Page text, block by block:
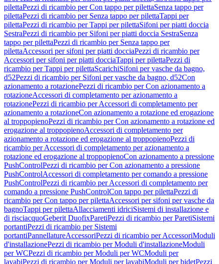
pilettaPezzi di ricambio per Con tappo per pilettaSenza tappo per
pilettaPezzi di ricambio per Senza tappo per pilettaTappi per
pilettaPezzi di ricambio per Tappi per pilettaSifoni per piatti doccia
SestraPezzi di ricambio per Sifoni per piatti doccia SestraSenza
tappo per pilettaPezzi di ricambio per Senza tappo per
pilettaAccessori per sifoni per piatti docciaPezzi di ricambio per
Accessori per sifoni per piatti docciaTappi per pilettaPezzi di
ricambio per Tappi per pilettaScarichiSifoni per vasche da bagno,
d52Pezzi di ricambio per Sifoni per vasche da bagno, d52Con
azionamento a rotazionePezzi di ricambio per Con azionamento a
rotazioneAccessori di completamento per azionamento a
rotazionePezzi di ricambio per Accessori di completamento per
azionamento a rotazioneCon azionamento a rotazione ed erogazione
al troppopienoPezzi di ricambio per Con azionamento a rotazione ed
erogazione al troppopienoAccessori di completamento per
azionamento a rotazione ed erogazione al troppopienoPezzi di
ricambio per Accessori di completamento per azionamento a
rotazione ed erogazione al troppopienoCon azionamento a pressione
PushControlPezzi di ricambio per Con azionamento a pressione
PushControlAccessori di completamento per comando a pressione
PushControlPezzi di ricambio per Accessori di completamento per
comando a pressione PushControlCon tappo per pilettaPezzi di
ricambio per Con tappo per pilettaAccessori per sifoni per vasche da
bagnoTappi per pilettaAllacciamenti idriciSistemi di installazione e
di risciacquoGeberit DuofixParetiPezzi di ricambio per ParetiSistemi
portantiPezzi di ricambio per Sistemi
portantiPannellatureAccessoriPezzi di ricambio per AccessoriModuli
d'installazionePezzi di ricambio per Moduli d'installazioneModuli
per WCPezzi di ricambio per Moduli per WCModuli per
lavabiPezzi di ricambio per Moduli per lavabiModuli per bidetPezzi